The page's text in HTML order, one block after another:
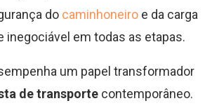
do caminhoneiro e da carga
inegociável em todas as etapas.
um papel transformador
de transporte contemporâneo.